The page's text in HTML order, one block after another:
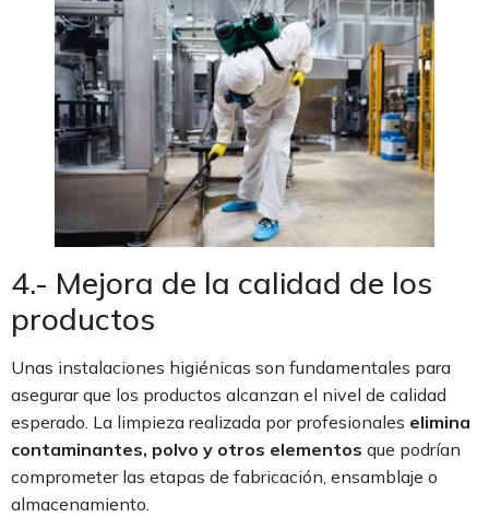
4.- Mejora de la calidad de los
productos
Unas instalaciones higiénicas son fundamentales para
asegurar que los productos alcanzan el nivel de calidad
esperado. La limpieza realizada por profesionales elimina
contaminantes, polvo y otros elementos que podrían
comprometer las etapas de fabricación, ensamblaje o
almacenamiento.